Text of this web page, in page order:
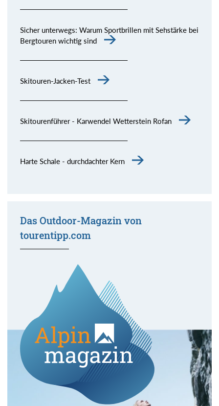
Sicher unterwegs: Warum Sportbrillen mit Sehstärke bei
Bergtouren wichtig sind
Skitouren-Jacken-Test
Skitourenführer - Karwendel Wetterstein Rofan
Harte Schale - durchdachter Kern
Das Outdoor-Magazin von
tourentipp.com